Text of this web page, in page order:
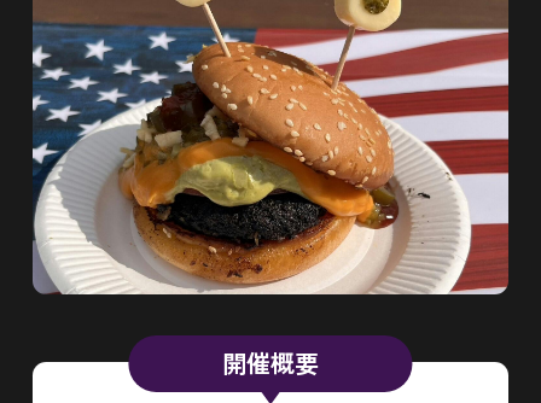
楽しむ
ご予約の前に
営業時間 お知らせ
開催概要